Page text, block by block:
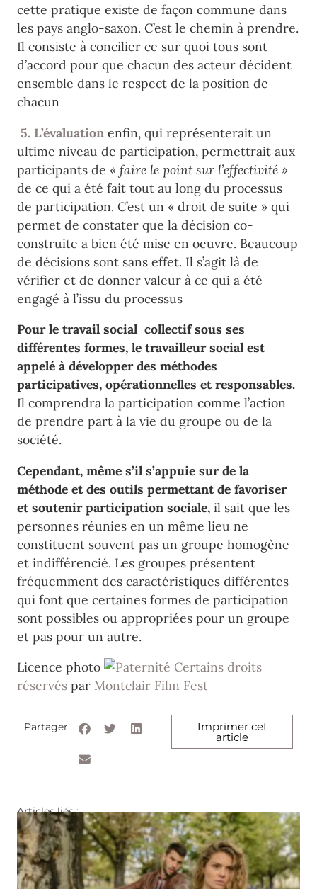
cette pratique existe de façon commune dans
les pays anglo-saxon. C’est le chemin à prendre.
Il consiste à concilier ce sur quoi tous sont
d’accord pour que chacun des acteur décident
ensemble dans le respect de la position de
chacun
5. L’évaluation enfin, qui représenterait un
ultime niveau de participation, permettrait aux
participants de « faire le point sur l’effectivité »
de ce qui a été fait tout au long du processus
de participation. C’est un « droit de suite » qui
permet de constater que la décision co-
construite a bien été mise en oeuvre. Beaucoup
de décisions sont sans effet. Il s’agit là de
vérifier et de donner valeur à ce qui a été
engagé à l’issu du processus
Pour le travail social collectif sous ses
différentes formes, le travailleur social est
appelé à développer des méthodes
participatives, opérationnelles et responsables.
Il comprendra la participation comme l’action
de prendre part à la vie du groupe ou de la
société.
Cependant, même s’il s’appuie sur de la
méthode et des outils permettant de favoriser
et soutenir participation sociale, il sait que les
personnes réunies en un même lieu ne
constituent souvent pas un groupe homogène
et indifférencié. Les groupes présentent
fréquemment des caractéristiques différentes
qui font que certaines formes de participation
sont possibles ou appropriées pour un groupe
et pas pour un autre.
Licence photo
Certains droits
réservés par Montclair Film Fest
Partager Imprimer cet
article
Articles liés :